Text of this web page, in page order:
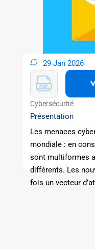
29 Jan 2026
Cybersécurité
Présentation
Les menaces
mondiale : en
sont multiformes
différents. Les
fois un vecteur